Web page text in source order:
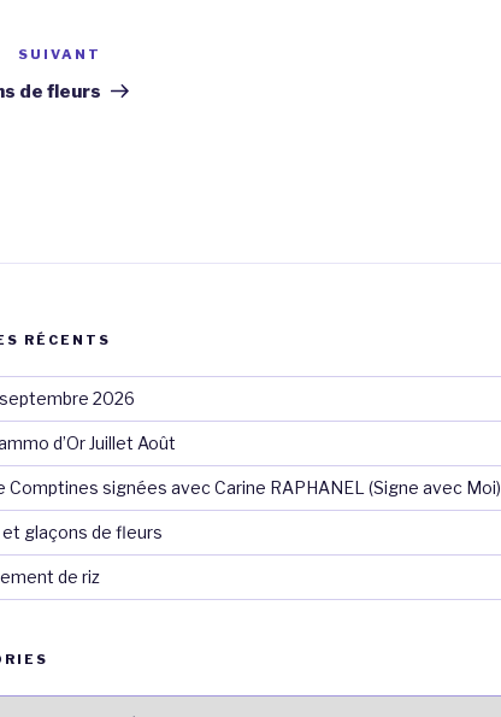
suivant
SUIVANT
de fleurs
RÉCENTS
2026
d’Or Juillet Août
Comptines signées avec Carine RAPHANEL (Signe avec Moi)
et glaçons de fleurs
de riz